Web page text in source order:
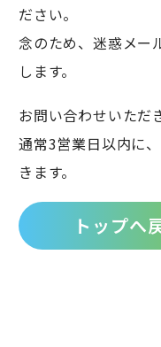
ださい。
念のため、迷惑メー
します。
お問い合わせいただ
通常3営業日以内に
きます。
トップへ